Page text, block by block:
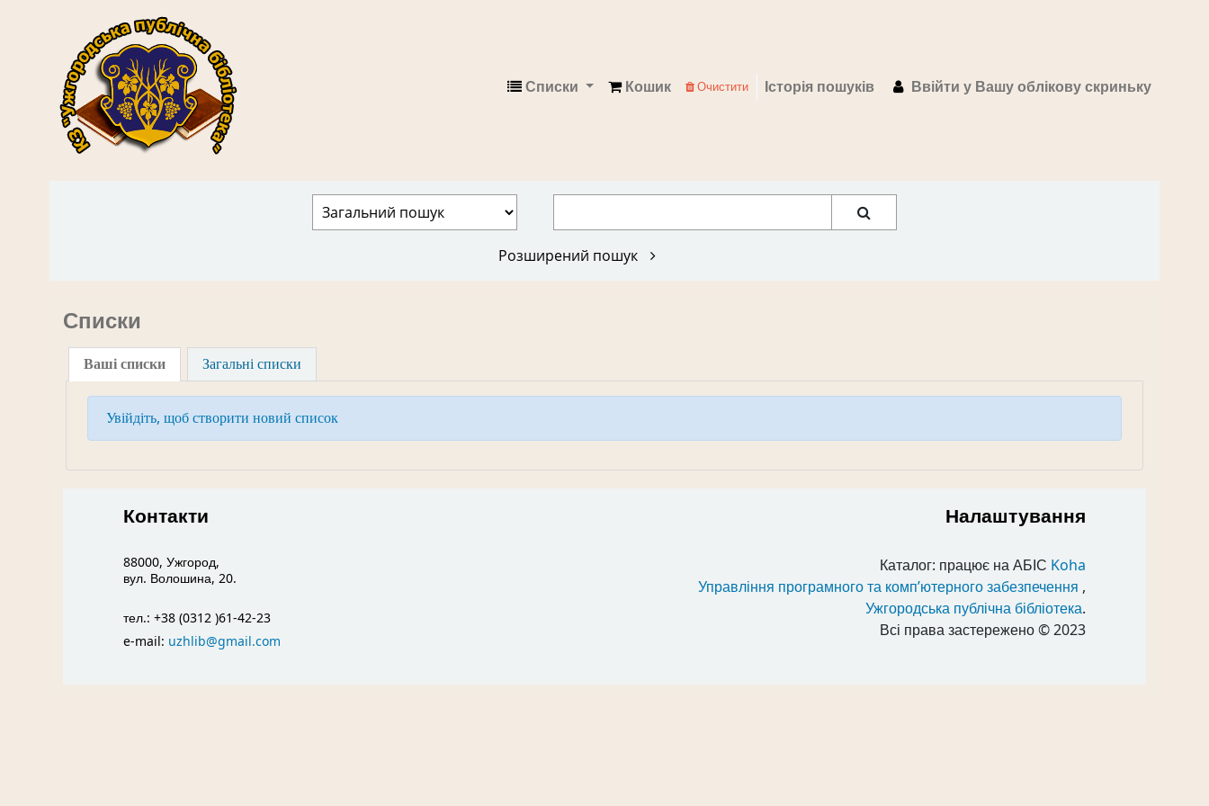
Кошик
Списки Ввійти у Вашу облікову скриньку
Історія пошуків
Очистити
Розширений пошук
Списки
Ваші списки Загальні списки
Увійдіть, щоб створити новий список
Контакти
88000, Ужгород,
вул. Волошина, 20.
тел.: +38 (0312 )61-42-23
e-mail: uzhlib@gmail.com
Налаштування
Каталог: працює на АБІС Koha
Управління програмного та комп’ютерного забезпечення ,
Ужгородська публічна бібліотека.
Всі права застережено© 2023